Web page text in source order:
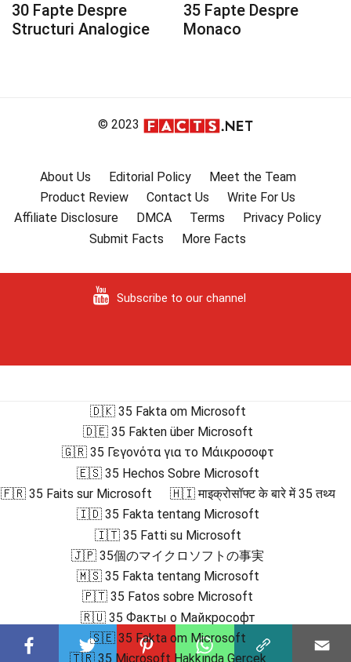
30 Fapte Despre
Structuri Analogice
35 Fapte Despre
Monaco
© 2023
About Us Editorial Policy
Meet the Team
Product Review
Contact Us
Write For Us
Affiliate Disclosure
DMCA Terms
Privacy Policy
Submit Facts
More Facts
Subscribe to our channel
🇩🇰 35 Fakta om Microsoft
🇩🇪 35 Fakten über Microsoft
🇬🇷 35 Γεγονότα για το Μάικροσοφτ
🇪🇸 35 Hechos Sobre Microsoft
🇫🇷 35 Faits sur Microsoft
🇭🇮 माइक्रोसॉफ्ट के बारे में 35 तथ्य
🇮🇩 35 Fakta tentang Microsoft
🇮🇹 35 Fatti su Microsoft
🇯🇵 35個のマイクロソフトの事実
🇲🇸 35 Fakta tentang Microsoft
🇵🇹 35 Fatos sobre Microsoft
🇷🇺 35 Факты о Майкрософт
🇸🇪 35 Fakta om Microsoft
🇹🇷 35 Microsoft Hakkında Gerçek